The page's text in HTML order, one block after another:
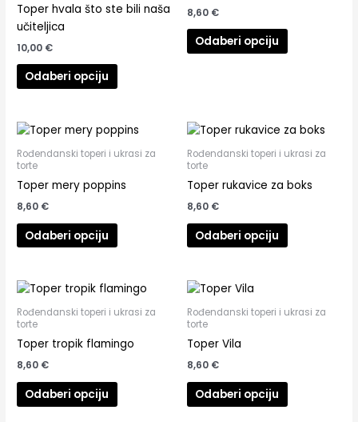
Toper hvala što ste bili naša
učiteljica
10,00 €
Odaberi opciju
8,60 €
Odaberi opciju
Rođendanski toperi i ukrasi za
torte
Toper mery poppins
8,60 €
Odaberi opciju
Rođendanski toperi i ukrasi za
torte
Toper rukavice za boks
8,60 €
Odaberi opciju
Rođendanski toperi i ukrasi za
torte
Toper tropik flamingo
8,60 €
Odaberi opciju
Rođendanski toperi i ukrasi za
torte
Toper Vila
8,60 €
Odaberi opciju